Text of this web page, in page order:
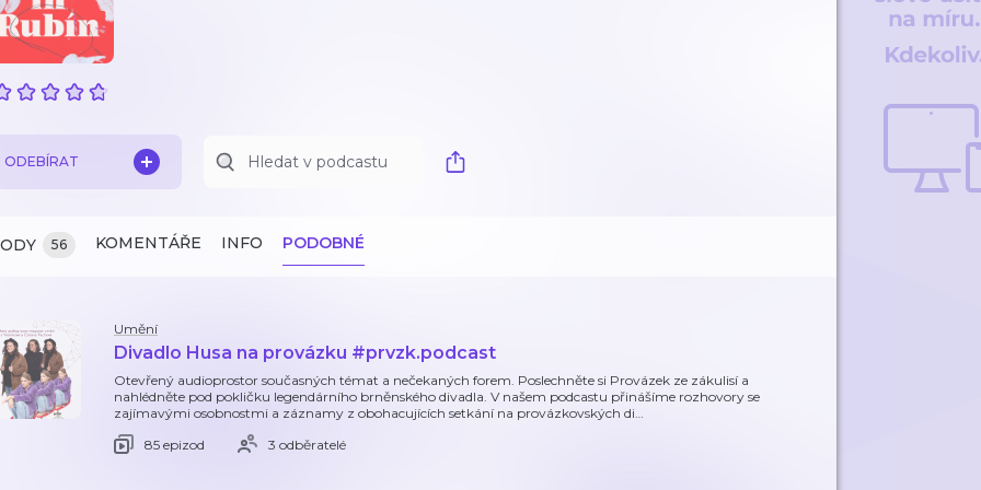
ODEBÍRAT
56 KOMENTÁŘE INFO PODOBNÉ
Umění
Divadlo Husa na provázku #prvzk.podcast
Otevřený audioprostor současných témat a nečekaných forem. Poslechněte si Provázek ze zákulisí a
nahlédněte pod pokličku legendárního brněnského divadla. V našem podcastu přinášíme rozhovory se
zajímavými osobnostmi a záznamy z obohacujících setkání na provázkovských di…
85 epizod
3 odběratelé